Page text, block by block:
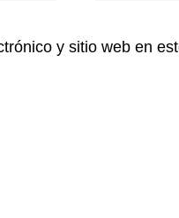
y sitio web en